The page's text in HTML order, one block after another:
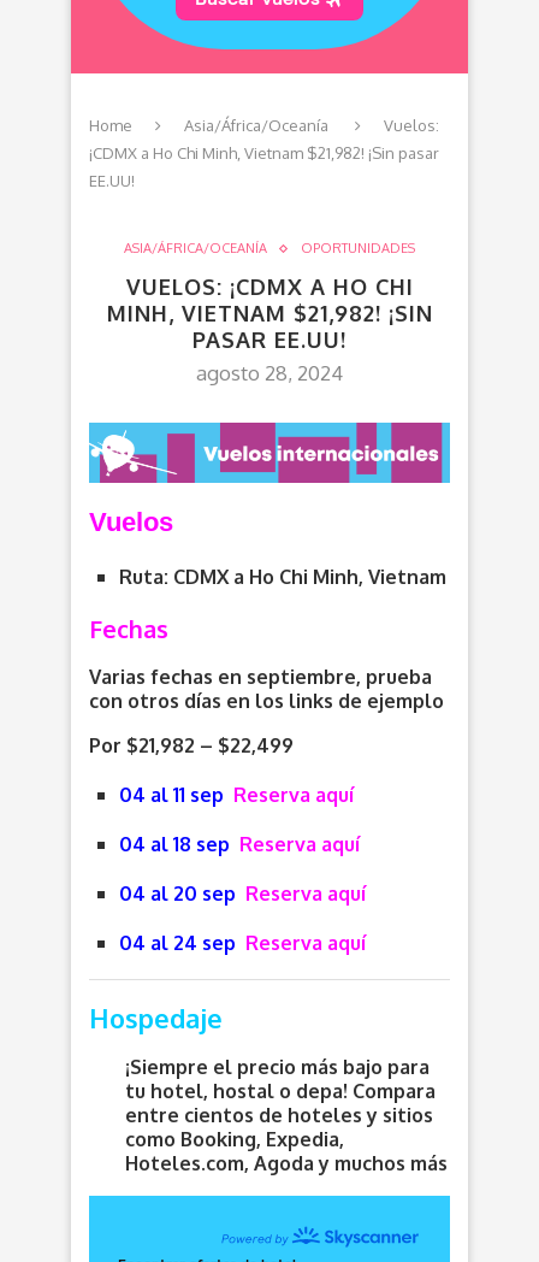
Home Asia/África/Oceanía
Vuelos:
¡CDMX a Ho Chi Minh, Vietnam $21,982! ¡Sin pasar
EE.UU!
ASIA/ÁFRICA/OCEANÍA OPORTUNIDADES
VUELOS: ¡CDMX A HO CHI
MINH, VIETNAM $21,982! ¡SIN
PASAR EE.UU!
agosto 28, 2024
Vuelos
Ruta: CDMX a Ho Chi Minh, Vietnam
Fechas
Varias fechas en septiembre, prueba
con otros días en los links de ejemplo
Por $21,982 – $22,499
04 al 11 sep Reserva aquí
04 al 18 sep Reserva aquí
04 al 20 sep Reserva aquí
04 al 24 sep Reserva aquí
Hospedaje
¡Siempre el precio más bajo para
tu hotel, hostal o depa! Compara
entre cientos de hoteles y sitios
como Booking, Expedia,
Hoteles.com, Agoda y muchos más